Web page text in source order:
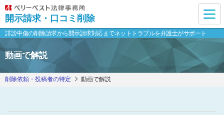
開示請求・口コミ削除
誹謗中傷の削除請求から開示請求対応までネットトラブルを弁護士がサポート
動画で解説
削除依頼・投稿者の特定 動画で解説